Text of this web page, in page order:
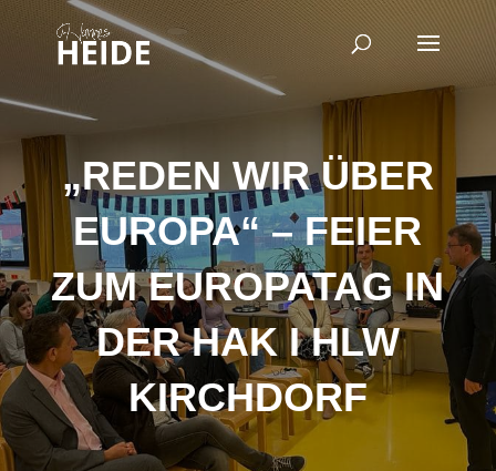
„REDEN WIR ÜBER
EUROPA“ – FEIER
ZUM EUROPATAG IN
DER HAK I HLW
KIRCHDORF